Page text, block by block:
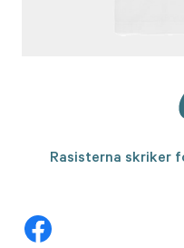
Rasisterna skriker